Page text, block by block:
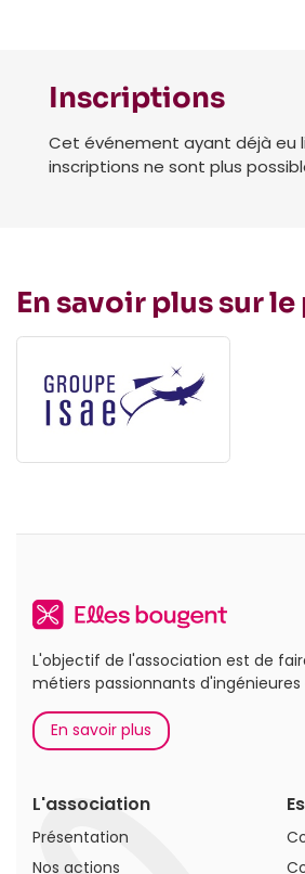
Inscriptions
Cet événement ayant déjà eu
inscriptions ne sont plus
En savoir plus sur
L'objectif de l'association est de
métiers passionnants
En savoir plus
L'association
Présentation
Nos actions